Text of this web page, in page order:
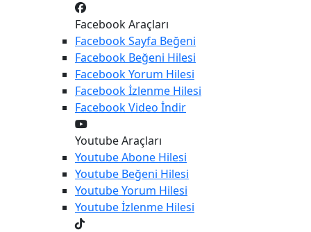
Facebook Araçları
FacebookSayfa Beğeni
Facebook Beğeni Hilesi
FacebookYorum Hilesi
Facebookİzlenme Hilesi
FacebookVideo İndir
Youtube Araçları
YoutubeAbone Hilesi
Youtube Beğeni Hilesi
YoutubeYorum Hilesi
Youtubeİzlenme Hilesi